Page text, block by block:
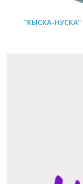
"КЫСКА-НУСКА"